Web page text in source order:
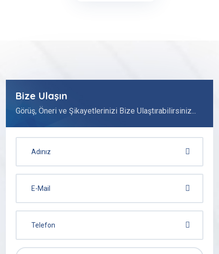
Bize Ulaşın
Görüş, Öneri ve Şikayetlerinizi Bize Ulaştırabilirsiniz...